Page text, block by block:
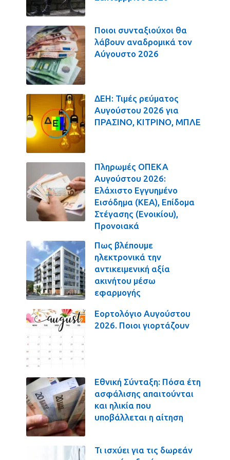
Ποιοι συνταξιούχοι θα
λάβουν αναδρομικά τον
Αύγουστο 2026
ΔΕΗ: Τιμές ρεύματος
Αυγούστου 2026 για
ΠΡΑΣΙΝΟ, ΚΙΤΡΙΝΟ, ΜΠΛΕ
Πληρωμές ΟΠΕΚΑ
Αυγούστου 2026:
Ελάχιστο Εγγυημένο
Εισόδημα (ΚΕΑ), Επίδομα
Στέγασης (Ενοικίου),
Προνοιακά
Πως βλέπουμε
ηλεκτρονικά την
αντικειμενική αξία
ακινήτου μέσω
εφαρμογής
Εορτολόγιο Αυγούστου
2026. Ποιοι γιορτάζουν
Εθνική Σύνταξη: Πόσα έτη
ασφάλισης απαιτούνται
και ηλικία που
υποβάλλεται η αίτηση
Τι ισχύει για τις δωρεάν